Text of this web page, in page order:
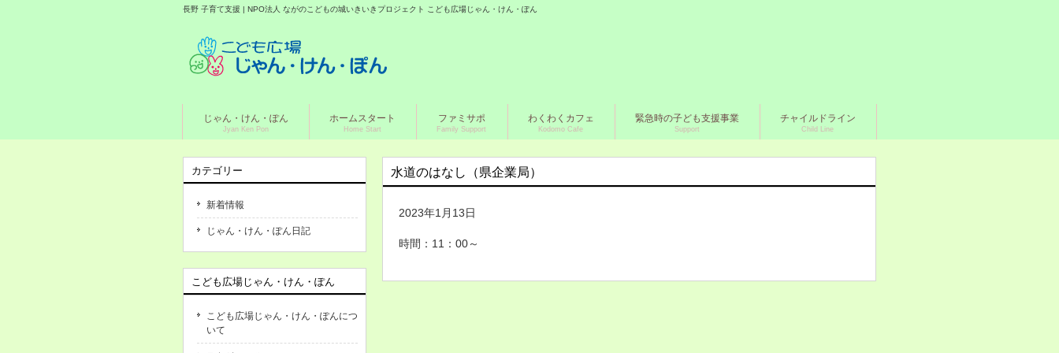
長野 子育て支援 | NPO法人 ながのこどもの城いきいきプロジェクト こども広場じゃん・けん・ぽん
じゃん・けん・ぽん
Jyan Ken Pon
ホームスタート
Home Start
ファミサポ
Family Support
わくわくカフェ
Kodomo Cafe
緊急時の子ども支援事業
Support
チャイルドライン
Child Line
水道のはなし（県企業局）
2023年1月13日
時間：11：00～
カテゴリー
新着情報
じゃん・けん・ぽん日記
こども広場じゃん・けん・ぽん
こども広場じゃん・けん・ぽんにつ
いて